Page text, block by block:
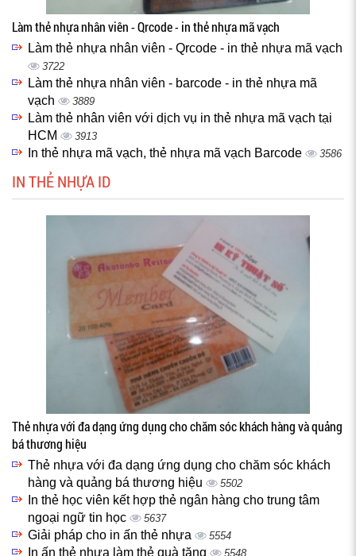
Làm thẻ nhựa nhân viên - Qrcode - in thẻ nhựa mã vạch
Làm thẻ nhựa nhân viên - Qrcode - in thẻ nhựa mã vạch
3722
Làm thẻ nhựa nhân viên - barcode - in thẻ nhựa mã
vạch
3889
Làm thẻ nhân viên với dịch vụ in thẻ nhựa mã vạch tại
HCM
3913
In thẻ nhựa mã vạch, thẻ nhựa mã vạch Barcode 3586
IN THẺ NHỰA ID
Thẻ nhựa với đa dạng ứng dụng cho chăm sóc khách hàng và quảng
bá thương hiệu
Thẻ nhựa với đa dạng ứng dụng cho chăm sóc khách
hàng và quảng bá thương hiệu
5502
In thẻ học viên kết hợp thẻ ngân hàng cho trung tâm
ngoại ngữ tin học
5637
Giải pháp cho in ấn thẻ nhựa 5554
In ấn thẻ nhựa làm thẻ quà tặng 5548